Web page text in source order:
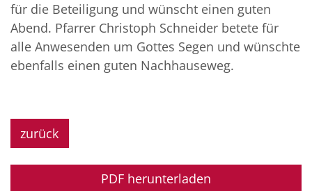
für die Beteiligung und wünscht einen guten
Abend. Pfarrer Christoph Schneider betete für
alle Anwesenden um Gottes Segen und wünschte
ebenfalls einen guten Nachhauseweg.
zurück
PDF herunterladen